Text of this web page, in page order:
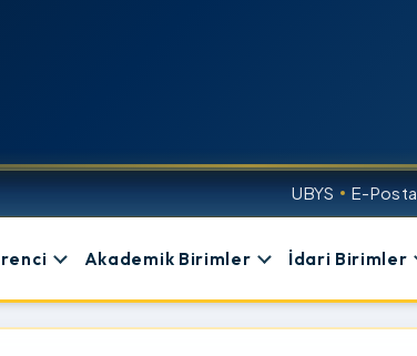
UBYS E-Posta
Akademik Birimler İdari Birimler